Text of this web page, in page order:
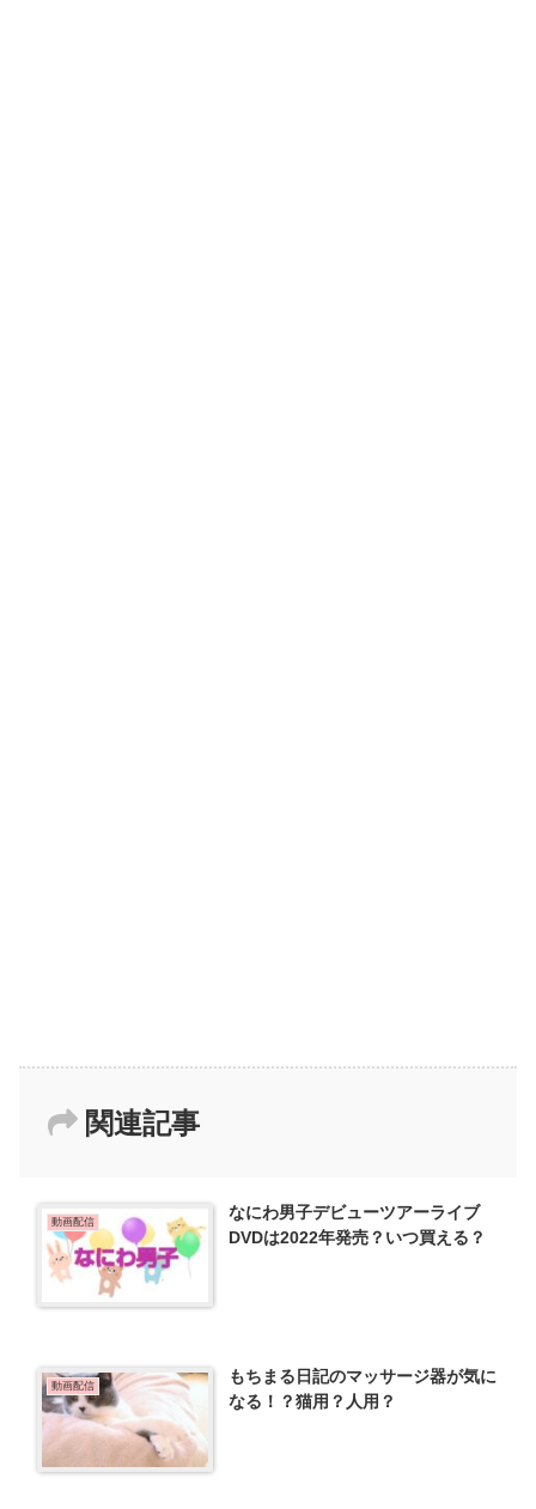
関連記事
動画配信
なにわ男子デビューツアーライブ
DVDは2022年発売？いつ買える？
動画配信
もちまる日記のマッサージ器が気に
なる！？猫用？人用？